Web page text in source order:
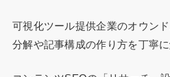
可視化ツール提供企業のオウン
分解や記事構成の作り方を丁寧に